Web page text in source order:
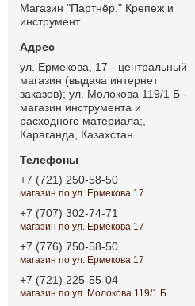
Магазин "Партнёр." Крепеж и
инструмент.
ул. Ермекова, 17 - центральный
магазин (выдача интернет
заказов); ул. Молокова 119/1 Б -
магазин инструмента и
расходного материала;,
Караганда, Казахстан
+7 (721) 250-58-50
магазин по ул. Ермекова 17
+7 (707) 302-74-71
магазин по ул. Ермекова 17
+7 (776) 750-58-50
магазин по ул. Ермекова 17
+7 (721) 225-55-04
магазин по ул. Молокова 119/1 Б